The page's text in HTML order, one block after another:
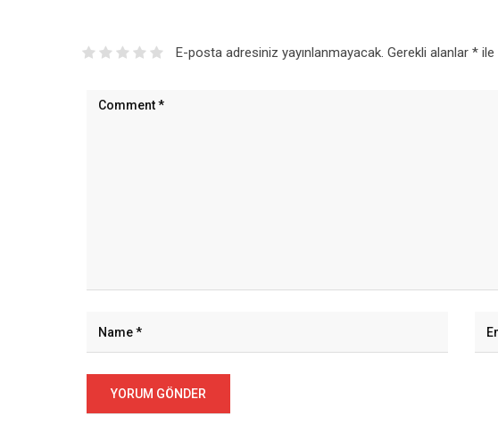
E-posta adresiniz yayınlanmayacak. Gerekli alanlar *ile